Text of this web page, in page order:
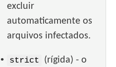
excluir
automaticamente os
arquivos infectados.
• strict
(rígida) - o